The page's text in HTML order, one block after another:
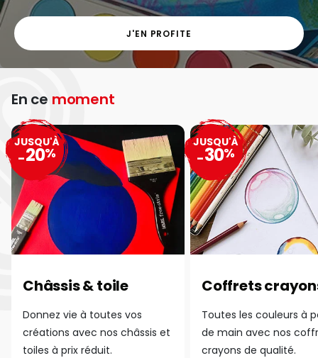
J'EN PROFITE
En ce moment
Châssis & toile
Donnez vie à toutes vos
créations avec nos châssis et
toiles à prix réduit.
JUSQU'À
-20%
Coffrets
Toutes les couleurs à
de main avec nos
crayons de qualité.
JUSQU'À
-30%